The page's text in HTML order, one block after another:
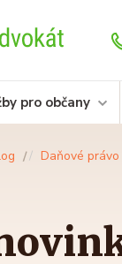
pro občany
Daňové právo